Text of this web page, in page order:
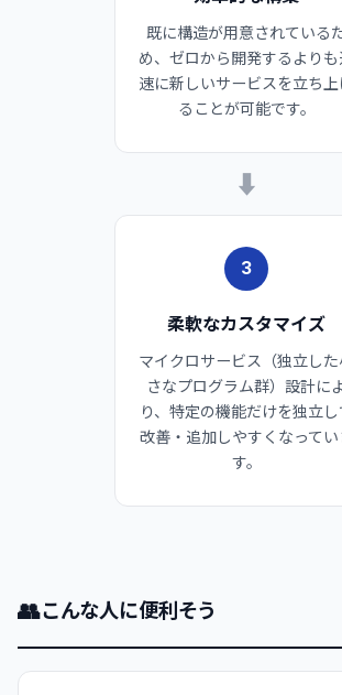
既に構造が用意されている
め、ゼロから開発するよりも
速に新しいサービスを立ち上
ることが可能です。
➡
3
柔軟なカスタマイズ
マイクロサービス（独立した
さなプログラム群）設計に
り、特定の機能だけを独立し
改善・追加しやすくなってい
す。
👥こんな人に便利そう